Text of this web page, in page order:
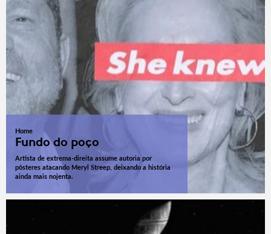
Home
Fundo do poço
Artista de extrema-direita assume autoria por
pôsteres atacando Meryl Streep, deixando a história
ainda mais nojenta.